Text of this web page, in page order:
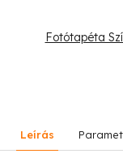
Fotótapéta
Leírás